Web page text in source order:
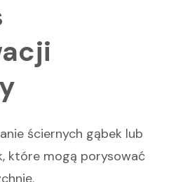
ściernych gąbek lub
które mogą porysować